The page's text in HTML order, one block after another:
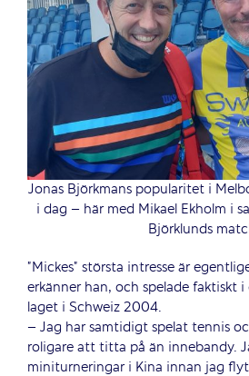
Jonas Björkmans popularitet i
i dag – här med Mikael Ekholm i
Björklunds
”Mickes” största intresse är
erkänner han, och spelade faktiskt
laget i Schweiz 2004.
– Jag har samtidigt spelat tennis
roligare att titta på än innebandy.
miniturneringar i Kina innan jag